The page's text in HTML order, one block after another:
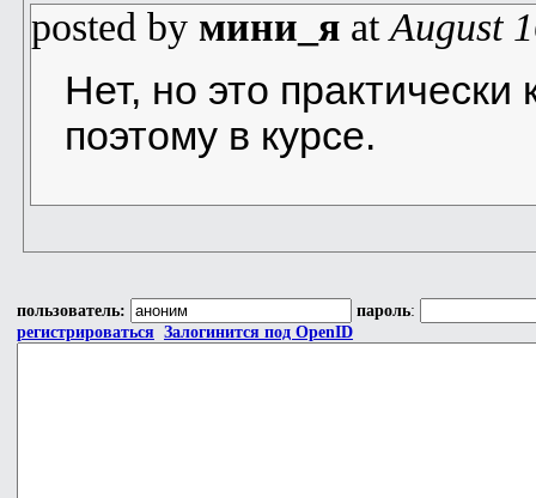
posted by мини_я atAugust
Нет, но это
поэтому в курсе.
пользователь: пароль:
регистрироваться Залогинится под OpenID